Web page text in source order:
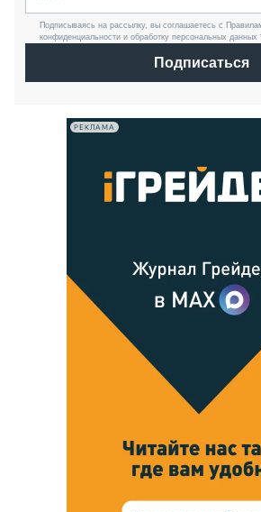
Подписываясь на рассылку, вы соглашаетесь с
конфиденциальности и обработку персональных данных
Подписаться
РЕКЛАМА